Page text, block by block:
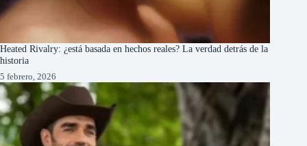
Heated Rivalry: ¿está basada en hechos reales? La verdad detrás de la
historia
5 febrero, 2026